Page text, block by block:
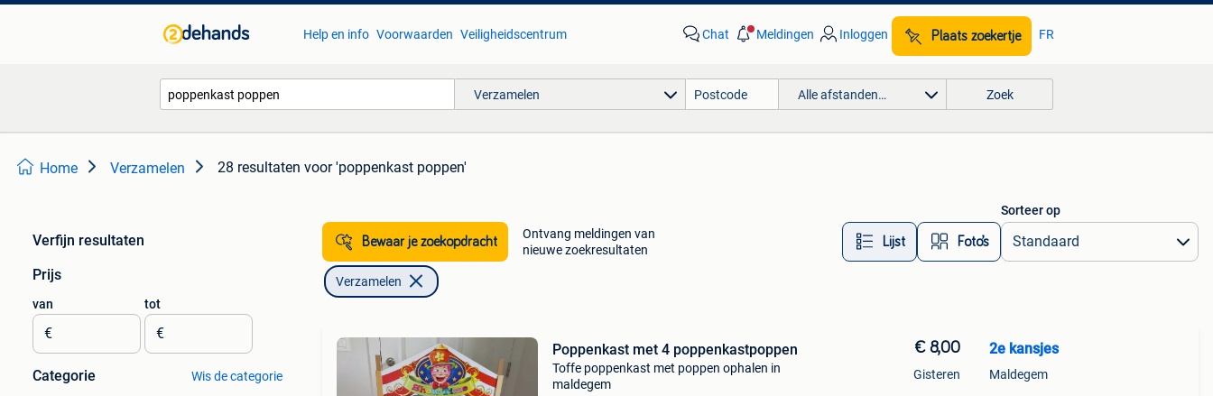
Help en info Voorwaarden Veiligheidscentrum Chat Meldingen Inloggen Plaats zoekertje FR
Verzamelen Alle afstanden… Zoek
Home Verzamelen 28 resultaten voor 'poppenkast poppen'
Verfijn resultaten
Prijs
van
€
tot
€
Categorie Wis de categorie
Bewaar je zoekopdracht
Ontvang meldingen van
nieuwe zoekresultaten
Lijst Foto’s
Sorteer op
Verzamelen
Poppenkast met 4 poppenkastpoppen
Toffe poppenkast met poppen ophalen in
maldegem
€ 8,00
Gisteren
2e kansjes
Maldegem